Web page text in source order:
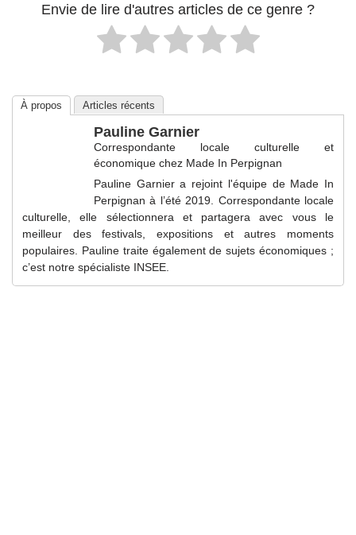
Envie de lire d'autres articles de ce genre ?
À propos Articles récents
Pauline Garnier
Correspondante locale culturelle et
économique chez Made In Perpignan
Pauline Garnier a rejoint l'équipe de Made In
Perpignan à l’été 2019. Correspondante locale
culturelle, elle sélectionnera et partagera avec vous le
meilleur des festivals, expositions et autres moments
populaires. Pauline traite également de sujets économiques ;
c’est notre spécialiste INSEE.